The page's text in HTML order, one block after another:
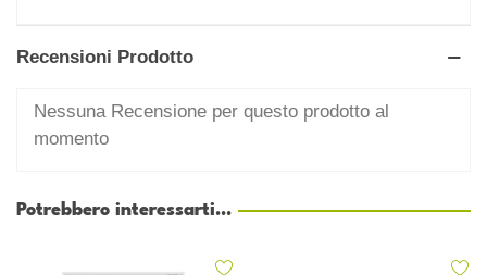
Recensioni Prodotto
Nessuna Recensione per questo prodotto al
momento
Potrebbero interessarti...